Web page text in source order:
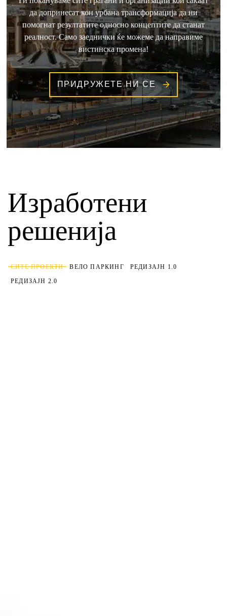
да допринесат кон урбана трансформација да ни
помогнат резултатите односно концептите да станат
реалност. Само заеднички ќе можеме да направиме
вистинска промена!
ПРИДРУЖЕТЕ НИ СЕ
Изработени
решенија
СИТЕ ПРОЕКТИ ВЕЛО ПАРКИНГ
РЕДИЗАЈН 1.0
РЕДИЗАЈН 2.0